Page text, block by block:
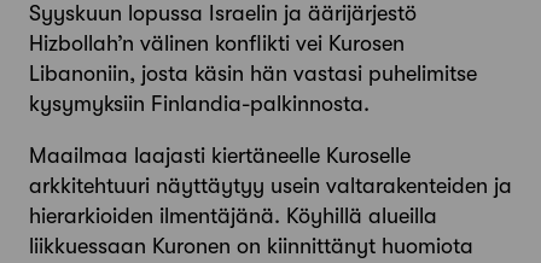
Syyskuun lopussa Israelin ja äärijärjestö
Hizbollah’n välinen konflikti vei Kurosen
Libanoniin, josta käsin hän vastasi puhelimitse
kysymyksiin Finlandia-palkinnosta.
Maailmaa laajasti kiertäneelle Kuroselle
arkkitehtuuri näyttäytyy usein valtarakenteiden ja
hierarkioiden ilmentäjänä. Köyhillä alueilla
liikkuessaan Kuronen on kiinnittänyt huomiota